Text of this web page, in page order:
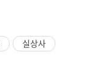
실상사